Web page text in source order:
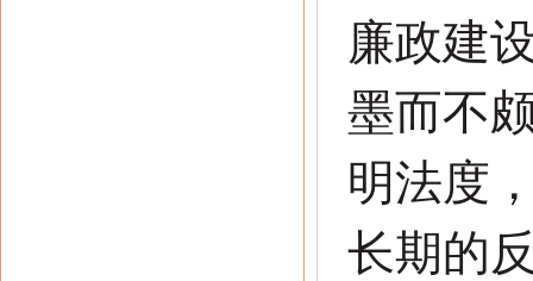
廉政建
墨而不
明法度
长期的